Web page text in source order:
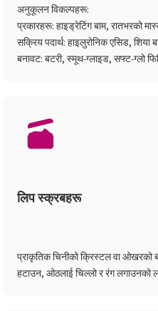
अनुकूलन विकल्पहरू:
प्रकारहरू: हाइड्रेटिंग बाम, रातभरको
सक्रिय पदार्थ: हाइलुरोनिक एसिड,
बनावट: बटरी, स्मूथ-ग्लाइड, सफ्ट-ग्लो
लिप स्क्रबहरू
प्राकृतिक चिनीको क्रिस्टल वा ओखरको
हटाउन, ओठलाई चिल्लो र रंग लगाउनको